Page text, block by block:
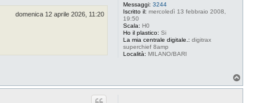
Messaggi: 3244
Iscritto il: mercoledì 13 febbraio 2008,
19:50
Scala: H0
Ho il plastico: Si
La mia centrale digitale.: digitrax
superchief 8amp
Località: MILANO/BARI
domenica 12 aprile 2026, 11:20
o